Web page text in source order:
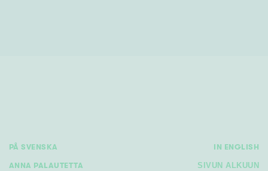
PÅ SVENSKA IN ENGLISH
ANNA PALAUTETTA SIVUN ALKUUN